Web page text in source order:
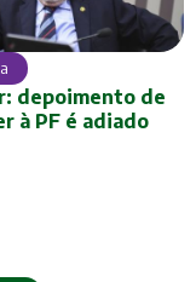
depoimento de
à PF é adiado